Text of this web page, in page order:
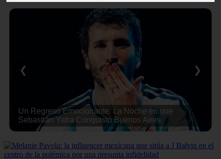
Un Regreso Emocionante: La Noche en que
Sebastián Yatra Conquistó Buenos Aires
❮ ❯